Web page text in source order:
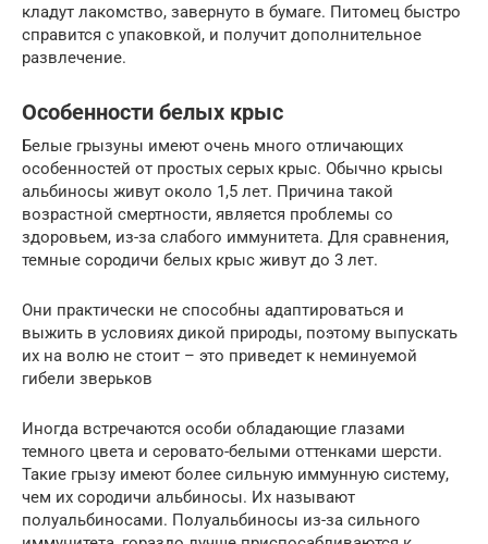
кладут лакомство, завернуто в бумаге. Питомец быстро
справится с упаковкой, и получит дополнительное
развлечение.
Особенности белых крыс
Белые грызуны имеют очень много отличающих
особенностей от простых серых крыс. Обычно крысы
альбиносы живут около 1,5 лет. Причина такой
возрастной смертности, является проблемы со
здоровьем, из-за слабого иммунитета. Для сравнения,
темные сородичи белых крыс живут до 3 лет.
Они практически не способны адаптироваться и
выжить в условиях дикой природы, поэтому выпускать
их на волю не стоит – это приведет к неминуемой
гибели зверьков
Иногда встречаются особи обладающие глазами
темного цвета и серовато-белыми оттенками шерсти.
Такие грызу имеют более сильную иммунную систему,
чем их сородичи альбиносы. Их называют
полуальбиносами. Полуальбиносы из-за сильного